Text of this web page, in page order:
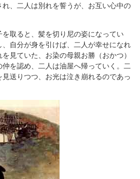
れ、二人は別れを誓うが、お互い心中の
取ると、髪を切り尼の姿になってい
自分が身を引けば、二人が幸せになれ
見ていた、お染の母親お勝（おかつ）
を認め、二人は油屋へ帰っていく。二
送りつつ、お光は泣き崩れるのであっ